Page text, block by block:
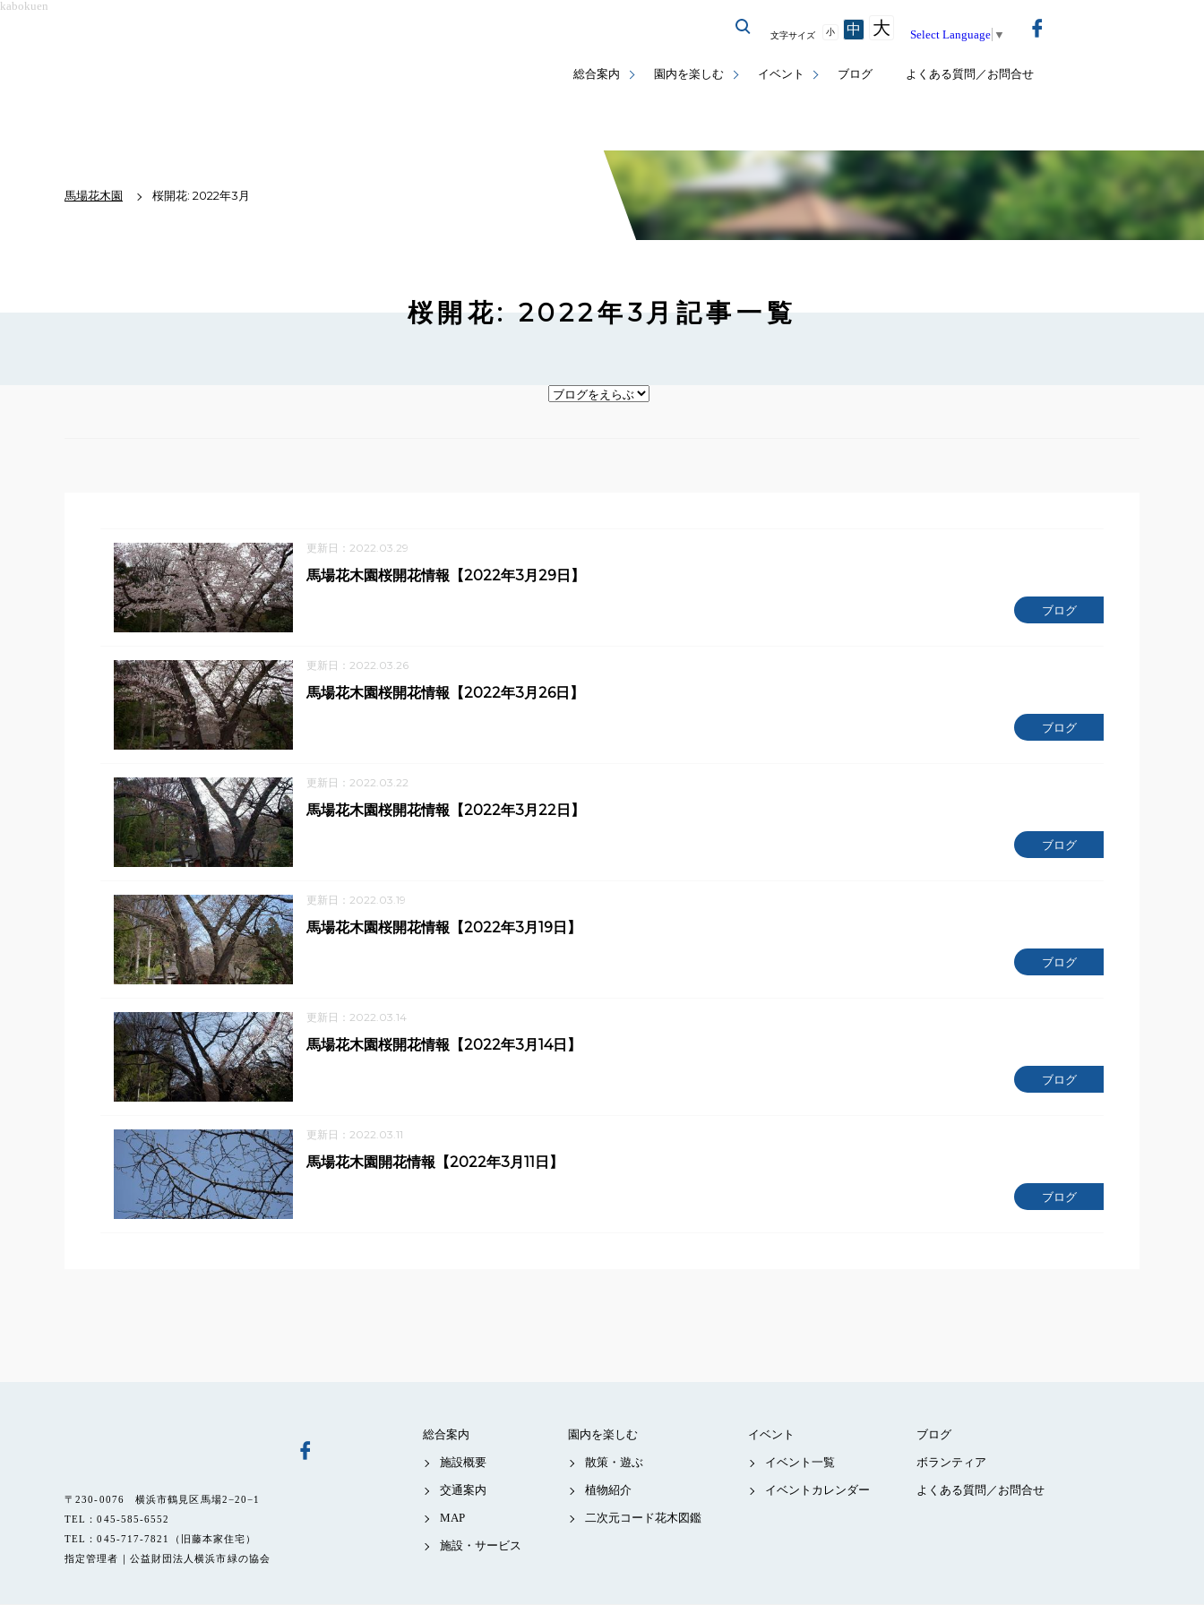
kabokuen
総合案内 園内を楽しむ イベント ブログ よくある質問／お問合せ
文字サイズ 小 中 大 Select Language ▼
馬場花木園 桜開花: 2022年3月
桜開花: 2022年3月記事一覧
更新日：2022.03.29
ブログ
馬場花木園桜開花情報【2022年3月29日】
更新日：2022.03.26
ブログ
馬場花木園桜開花情報【2022年3月26日】
更新日：2022.03.22
ブログ
馬場花木園桜開花情報【2022年3月22日】
更新日：2022.03.19
ブログ
馬場花木園桜開花情報【2022年3月19日】
更新日：2022.03.14
ブログ
馬場花木園桜開花情報【2022年3月14日】
更新日：2022.03.11
ブログ
馬場花木園開花情報【2022年3月11日】
〒230-0076 横浜市鶴見区馬場2−20−1
TEL：045-585-6552
TEL：045-717-7821（旧藤本家住宅）
指定管理者｜公益財団法人横浜市緑の協会
総合案内
施設概要
交通案内
MAP
施設・サービス
園内を楽しむ
散策・遊ぶ
植物紹介
二次元コード花木図鑑
イベント
イベント一覧
イベントカレンダー
ブログ
ボランティア
よくある質問／お問合せ